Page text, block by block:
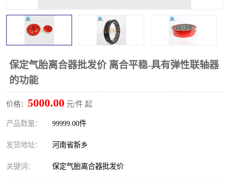
保定气胎离合器批发价 离合平稳-具有弹性联轴器
的功能
价格： 5000.00 元/件 起
产品数量： 99999.00件
发货地址： 河南省新乡
关键词： 保定气胎离合器批发价